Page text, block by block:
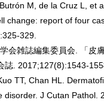
M, de la Cruz L, et
change: report of four
329.
会雑誌編集委員会. 「皮
誌. 2017;127(8):1543-
TT, Chan HL.
disorder. J Cutan Pathol.